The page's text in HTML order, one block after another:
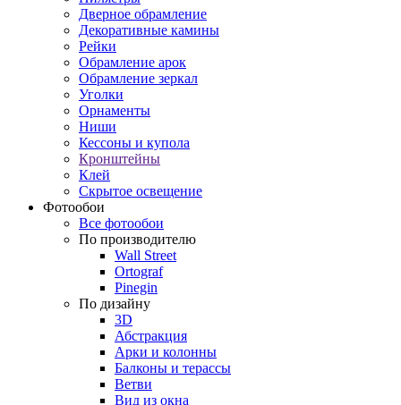
Дверное обрамление
Декоративные камины
Рейки
Обрамление арок
Обрамление зеркал
Уголки
Орнаменты
Ниши
Кессоны и купола
Кронштейны
Клей
Скрытое освещение
Фотообои
Все фотообои
По производителю
Wall Street
Ortograf
Pinegin
По дизайну
3D
Абстракция
Арки и колонны
Балконы и терассы
Ветви
Вид из окна